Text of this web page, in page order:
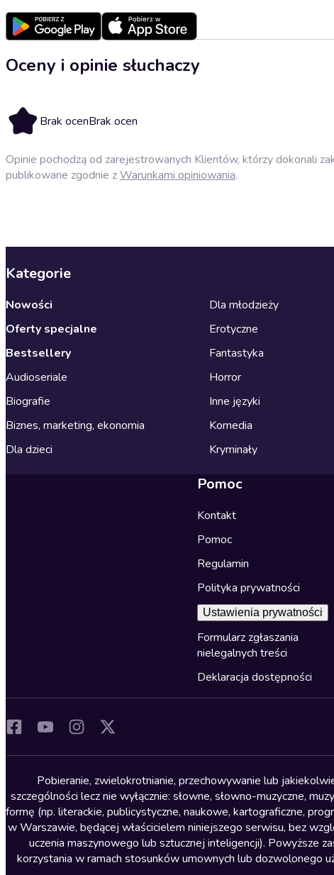
Oceny i opinie słuchaczy
Brak ocenBrak ocen
Opinie pochodzą od zarejestrowanych Klientów, którzy dokonali
publikowane zgodnie zWarunkami opiniowania.
Kategorie
Nowości
Oferty specjalne
Bestsellery
Audioseriale
Biografie
Biznes, marketing, ekonomia
Dla dzieci
Dla młodzieży
Erotyczne
Fantastyka
Horror
Inne języki
Komedia
Kryminały
Pomoc
Kontakt
Pomoc
Regulamin
Polityka prywatności
Ustawienia prywatności
Formularz zgłaszania
nielegalnych treści
Deklaracja dostępności
Pobieranie, zwielokrotnianie, przechowywanie lub
szczególności lecz nie wyłącznie: słowne, słowno-muzyczne,
formę (np. literackie, publicystyczne, naukowe, kartograficzne,
w Warszawie, będącej właścicielem niniejszego serwisu, bez
uczenia maszynowego lub sztucznej inteligencji). Powyższe
korzystania w ramach stosunków umownych lub dozwolonego